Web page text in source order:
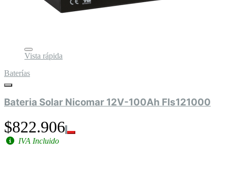
Vista rápida
Baterías
Bateria Solar Nicomar 12V-100Ah Fls121000
$822.906
IVA Incluido